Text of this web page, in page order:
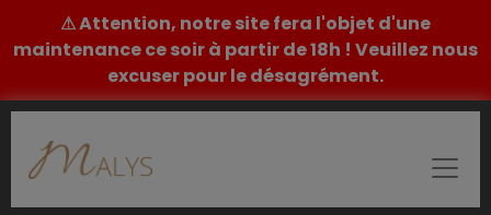
⚠ Attention, notre site fera l'objet d'une
maintenance ce soir à partir de 18h ! Veuillez nous
excuser pour le désagrément.